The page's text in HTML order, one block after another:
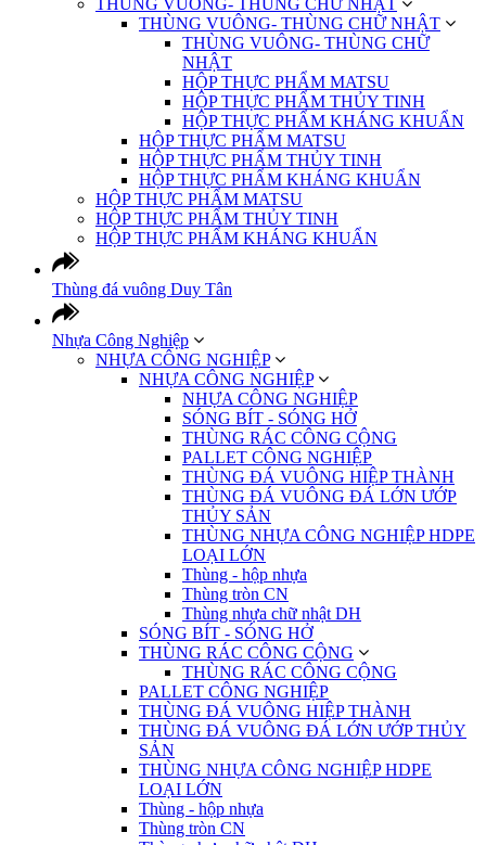
THÙNG VUÔNG- THÙNG CHỮ NHẬT
THÙNG VUÔNG- THÙNG CHỮ
NHẬT
HỘP THỰC PHẨM MATSU
HỘP THỰC PHẨM THỦY TINH
HỘP THỰC PHẨM KHÁNG KHUẨN
HỘP THỰC PHẨM MATSU
HỘP THỰC PHẨM THỦY TINH
HỘP THỰC PHẨM KHÁNG KHUẨN
HỘP THỰC PHẨM MATSU
HỘP THỰC PHẨM THỦY TINH
HỘP THỰC PHẨM KHÁNG KHUẨN
Thùng đá vuông Duy Tân
Nhựa Công Nghiệp
NHỰA CÔNG NGHIỆP
NHỰA CÔNG NGHIỆP
NHỰA CÔNG NGHIỆP
SÓNG BÍT - SÓNG HỞ
THÙNG RÁC CÔNG CỘNG
PALLET CÔNG NGHIỆP
THÙNG ĐÁ VUÔNG HIỆP THÀNH
THÙNG ĐÁ VUÔNG ĐÁ LỚN ƯỚP
THỦY SẢN
THÙNG NHỰA CÔNG NGHIỆP HDPE
LOẠI LỚN
Thùng - hộp nhựa
Thùng tròn CN
Thùng nhựa chữ nhật DH
SÓNG BÍT - SÓNG HỞ
THÙNG RÁC CÔNG CỘNG
THÙNG RÁC CÔNG CỘNG
PALLET CÔNG NGHIỆP
THÙNG ĐÁ VUÔNG HIỆP THÀNH
THÙNG ĐÁ VUÔNG ĐÁ LỚN ƯỚP THỦY
SẢN
THÙNG NHỰA CÔNG NGHIỆP HDPE
LOẠI LỚN
Thùng - hộp nhựa
Thùng tròn CN